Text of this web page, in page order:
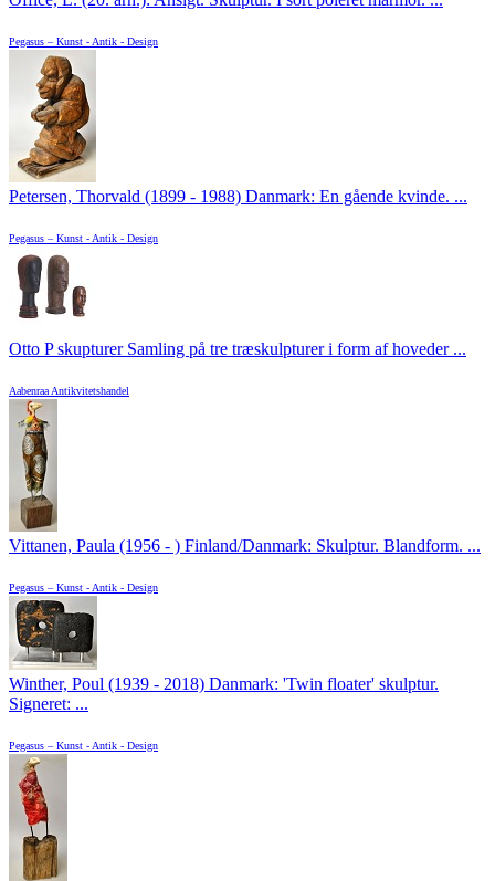
Pegasus – Kunst - Antik - Design
Petersen, Thorvald (1899 - 1988) Danmark: En gående kvinde. ...
Pegasus – Kunst - Antik - Design
Otto P skupturer Samling på tre træskulpturer i form af hoveder ...
Aabenraa Antikvitetshandel
Vittanen, Paula (1956 - ) Finland/Danmark: Skulptur. Blandform. ...
Pegasus – Kunst - Antik - Design
Winther, Poul (1939 - 2018) Danmark: 'Twin floater' skulptur.
Signeret: ...
Pegasus – Kunst - Antik - Design